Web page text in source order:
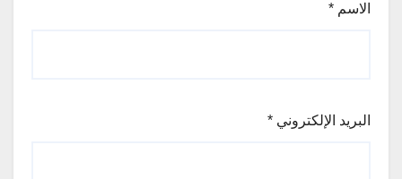
الاسم *
البريد الإلكتروني *